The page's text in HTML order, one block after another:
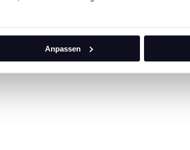
Anpassen
durch intelligentes Lastmanagement